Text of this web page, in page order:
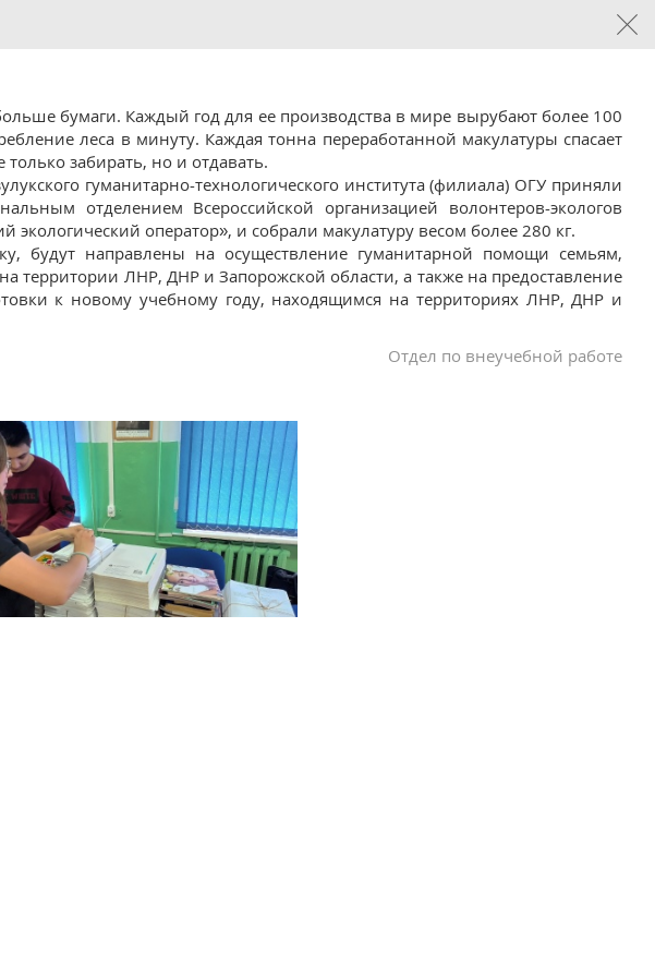
бумаги. Каждый год для ее производства в мире вырубают более 100
леса в минуту. Каждая тонна переработанной макулатуры спасает
забирать, но и отдавать.
гуманитарно-технологического института (филиала) ОГУ приняли
отделением Всероссийской организацией волонтеров-экологов
оператор», и собрали макулатуру весом более 280 кг.
будут направлены на осуществление гуманитарной помощи семьям,
ЛНР, ДНР и Запорожской области, а также на предоставление
к новому учебному году, находящимся на территориях ЛНР, ДНР и
Отдел по внеучебной работе